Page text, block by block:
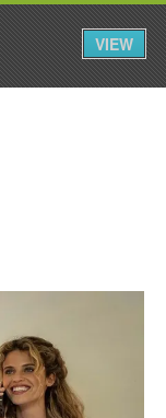
Iniciar Sessão
VIEW